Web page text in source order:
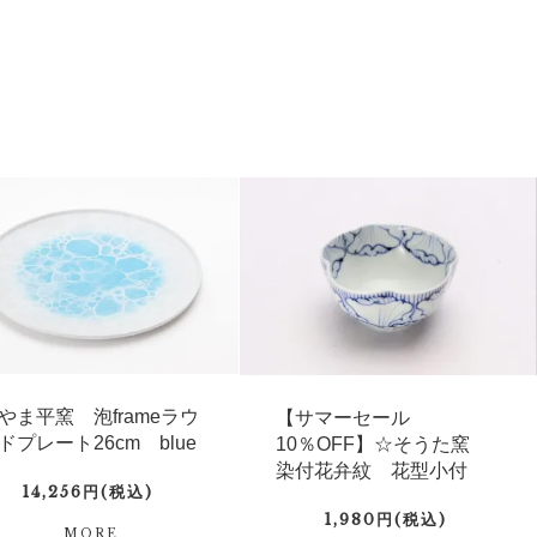
ま平窯 泡frameラウ
プレート26cm blue
14,256円(税込)
【サマーセール
10％OFF】☆そうた窯
染付花弁紋 花型小付
1,980円(税込)